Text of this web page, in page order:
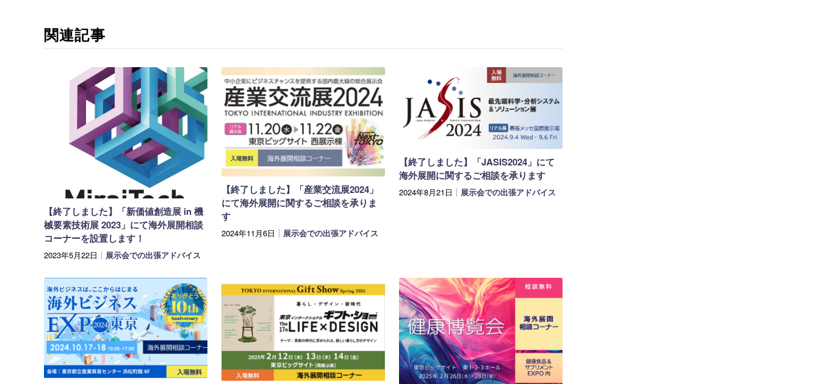
関連記事
【終了しました】「新価値創造展 in 機
械要素技術展 2023」にて海外展開相談
コーナーを設置します！
2023年5月22日 展示会での出張アドバイス
【終了しました】「産業交流展2024」
にて海外展開に関するご相談を承りま
す
2024年11月6日 展示会での出張アドバイス
【終了しました】「JASIS2024」にて
海外展開に関するご相談を承ります
2024年8月21日 展示会での出張アドバイス